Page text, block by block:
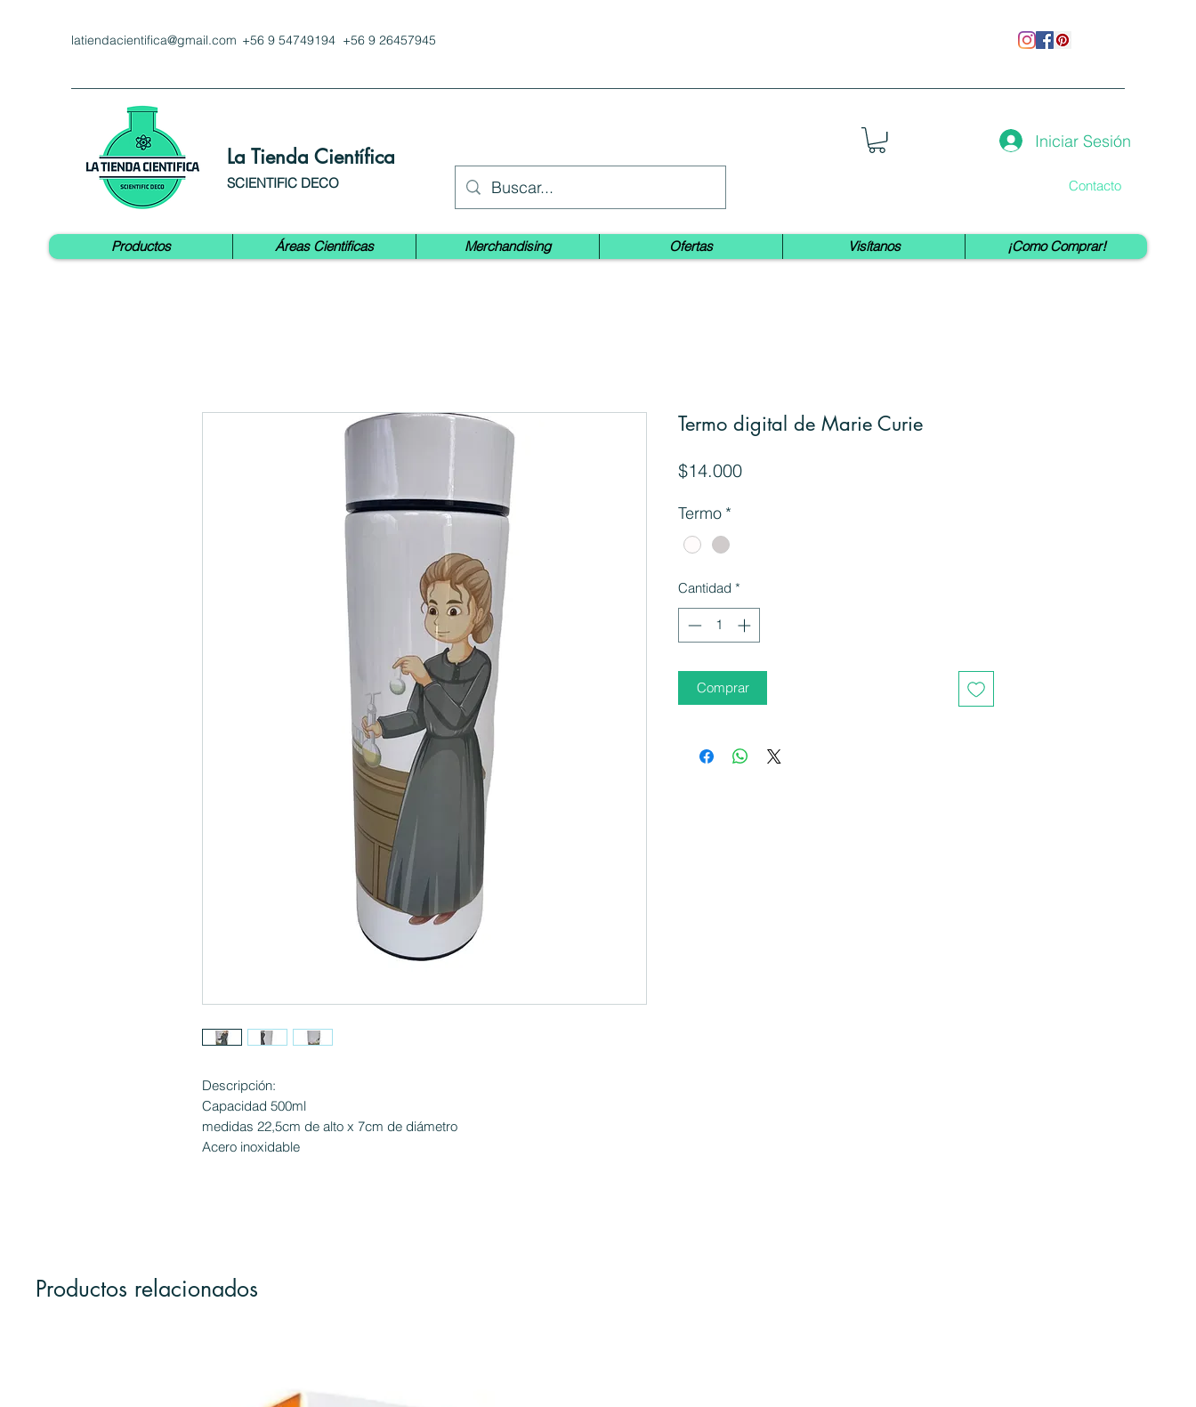
latiendacientifica@gmail.com +56 9 54749194 +56 9 26457945
La Tienda Científica
SCIENTIFIC DECO
Iniciar Sesión
Contacto
Productos Áreas Cientificas Merchandising Ofertas Visítanos ¡Como Comprar!
Productos relacionados
Descripción:
Capacidad 500ml
medidas 22,5cm de alto x 7cm de diámetro
Acero inoxidable
Termo digital de Marie Curie
$14.000Precio
Termo *
Cantidad *
Comprar